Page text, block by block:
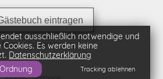
eintragen
Datenschutzerklärung
ausschließlich notwendige und
Es werden keine
Datenschutzerklärung
Tracking ablehnen